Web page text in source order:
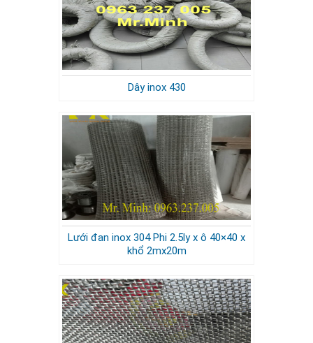
Dây inox 430
Lưới đan inox 304 Phi 2.5ly x ô 40×40 x
khổ 2mx20m